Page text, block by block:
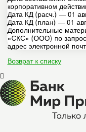
корпоративном
Дата КД (расч.) — 01
Дата КД (план) — 01
Дополнительные
«СКС» (ООО) по
адрес электронной
Возврат к списку